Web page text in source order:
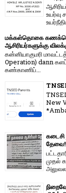
உயர்வு
மக்கள்தொகை
ஆசிரியர்களுக்கு
கன்னியாகுமரி
Operation) dann
கண்காணிப்...
New
கடைசி
முதல்